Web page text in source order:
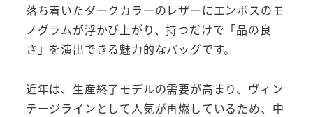
落ち着いたダークカラーのレザーにエンボスのモ
ノグラムが浮かび上がり、持つだけで「品の良
さ」を演出できる魅力的なバッグです。
近年は、生産終了モデルの需要が高まり、ヴィン
テージラインとして人気が再燃しているため、中